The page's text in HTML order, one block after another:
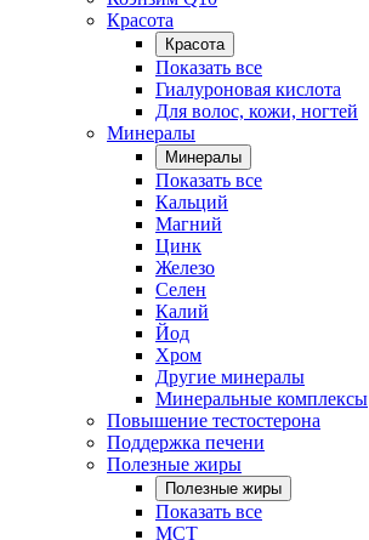
Красота
Красота
Показать все
Гиалуроновая кислота
Для волос, кожи, ногтей
Минералы
Минералы
Показать все
Кальций
Магний
Цинк
Железо
Селен
Калий
Йод
Хром
Другие минералы
Минеральные комплексы
Повышение тестостерона
Поддержка печени
Полезные жиры
Полезные жиры
Показать все
MCT